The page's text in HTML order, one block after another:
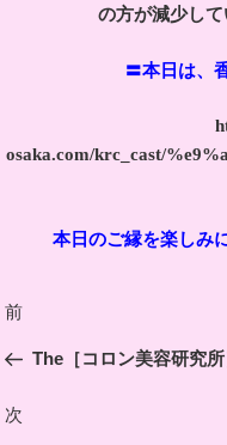
の方が減少して
〓本日は、
osaka.com/krc_cast/
本日のご縁を楽し
稿
ナ
ゲ
前
投
前
The［コロン美容研究所
次
次